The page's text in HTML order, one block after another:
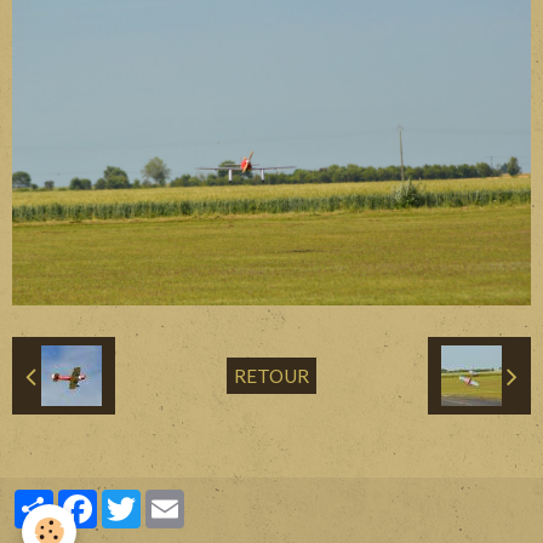
RETOUR
PartagerFacebook
Twitter
Email